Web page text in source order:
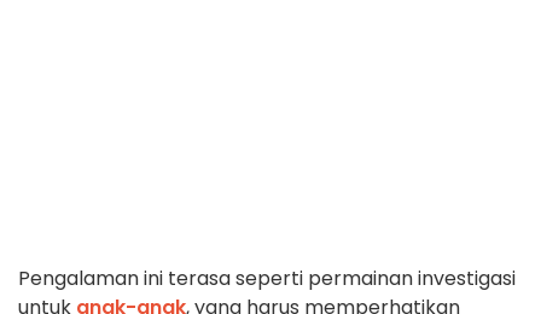
Pengalaman ini terasa seperti permainan investigasi
untuk anak-anak, yang harus memperhatikan